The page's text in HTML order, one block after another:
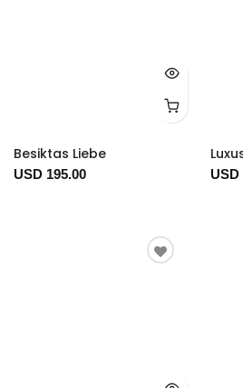
Besiktas Liebe
USD 195.00 USD